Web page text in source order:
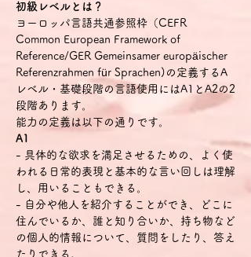
初級レベルとは？
ヨーロッパ言語共通参照枠（CEFR
Common European Framework of
Reference/GER Gemeinsamer europäischer
Referenzrahmen für Sprachen)の定義するA
レベル・基礎段階の言語使用にはA1とA2の2
段階あります。
能力の定義は以下の通りです。
A1
- 具体的な欲求を満足させるための、よく使
われる日常的表現と基本的な言い回しは理解
し、用いることもできる。
- 自分や他人を紹介することができ、どこに
住んでいるか、誰と知り合いか、持ち物など
の個人的情報について、質問をしたり、答え
たりできる。